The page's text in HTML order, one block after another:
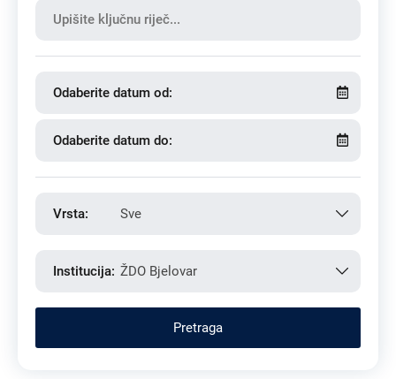
Odaberite datum od:
Odaberite datum do:
Vrsta: Sve
Institucija: ŽDO Bjelovar